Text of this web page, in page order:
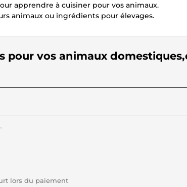
apprendre à cuisiner pour vos animaux.
animaux ou ingrédients pour élevages.
pour vos animaux
lors du paiement